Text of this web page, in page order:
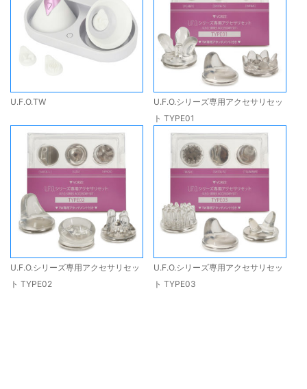
U.F.O.TW
U.F.O.シリーズ専用アクセサリセッ
ト TYPE01
U.F.O.シリーズ専用アクセサリセッ
ト TYPE02
U.F.O.シリーズ専用アクセサリセッ
ト TYPE03